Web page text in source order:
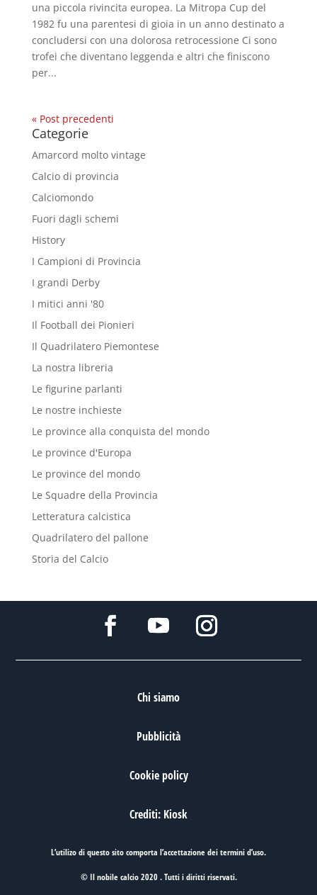
una piccola rivincita europea. La Mitropa Cup del
1982 fu una parentesi di gioia in un anno destinato a
concludersi con una dolorosa retrocessione Ci sono
trofei che diventano leggenda e altri che finiscono
per...
« Post precedenti
Categorie
Amarcord molto vintage
Calcio di provincia
Calciomondo
Fuori dagli schemi
History
I Campioni di Provincia
I grandi Derby
I mitici anni '80
Il Football dei Pionieri
Il Quadrilatero Piemontese
La nostra libreria
Le figurine parlanti
Le nostre inchieste
Le province alla conquista del mondo
Le province d'Europa
Le province del mondo
Le Squadre della Provincia
Letteratura calcistica
Quadrilatero del pallone
Storia del Calcio
Chi siamo
Pubblicità
Cookie policy
Crediti: Kiosk
L’utilizo di questo sito comporta l’accettazione deitermini d’uso.
© Il nobile calcio 2020 . Tutti i diritti riservati.